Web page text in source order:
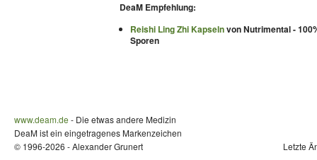
DeaM Empfehlung:
Reishi Ling Zhi Kapselnvon Nutrimental -
Sporen
www.deam.de - Die etwas andere Medizin
DeaM ist ein eingetragenes Markenzeichen
© 1996-2026 - Alexander Grunert
Letzte